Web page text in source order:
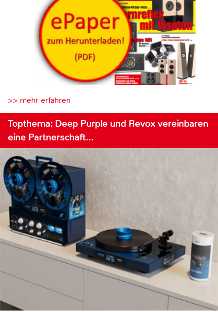
>> mehr erfahren
Topthema: Deep Purple und Revox vereinbaren
eine Partnerschaft…